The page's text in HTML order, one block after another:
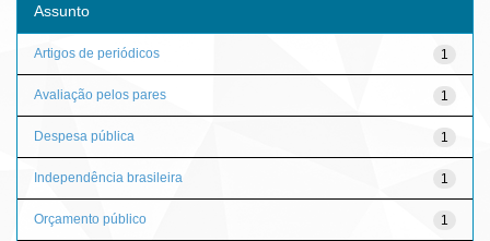
Assunto
1
Artigos de periódicos
1
Avaliação pelos pares
1
Despesa pública
1
Independência brasileira
1
Orçamento público